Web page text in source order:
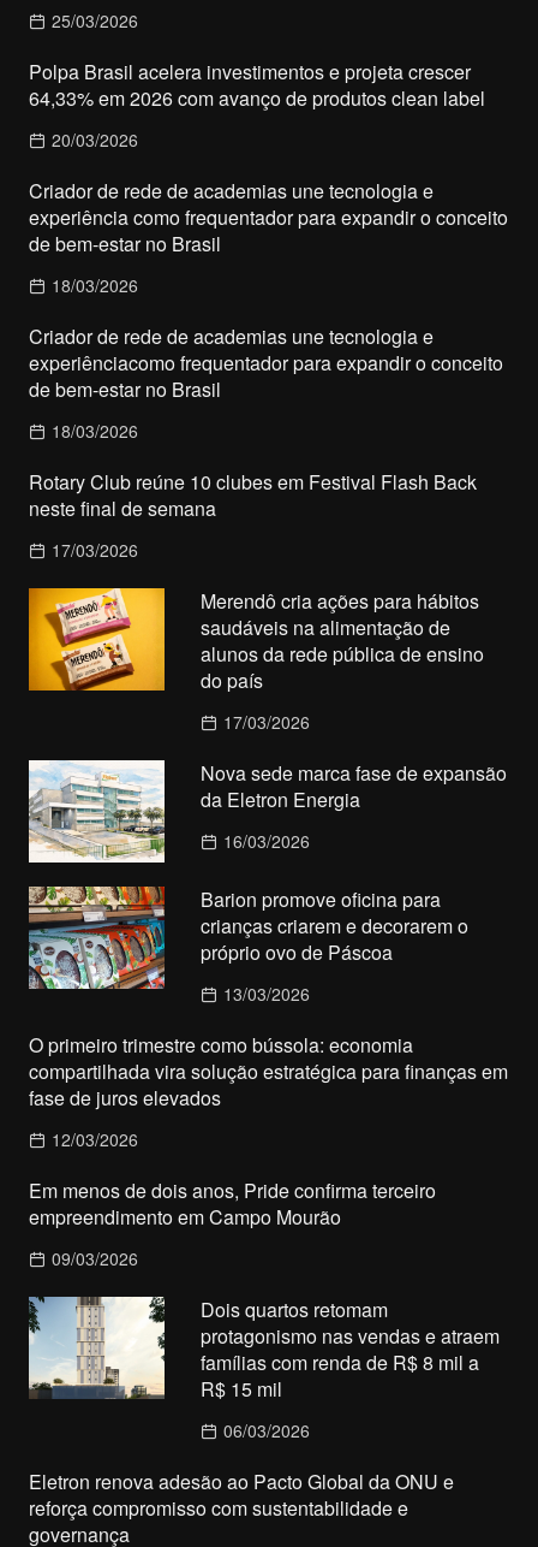
25/03/2026
Polpa Brasil acelera investimentos e projeta crescer
64,33% em 2026 com avanço de produtos clean label
20/03/2026
Criador de rede de academias une tecnologia e
experiência como frequentador para expandir o conceito
de bem-estar no Brasil
18/03/2026
Criador de rede de academias une tecnologia e
experiênciacomo frequentador para expandir o conceito
de bem-estar no Brasil
18/03/2026
Rotary Club reúne 10 clubes em Festival Flash Back
neste final de semana
17/03/2026
Merendô cria ações para hábitos
saudáveis na alimentação de
alunos da rede pública de ensino
do país
17/03/2026
Nova sede marca fase de expansão
da Eletron Energia
16/03/2026
Barion promove oficina para
crianças criarem e decorarem o
próprio ovo de Páscoa
13/03/2026
O primeiro trimestre como bússola: economia
compartilhada vira solução estratégica para finanças em
fase de juros elevados
12/03/2026
Em menos de dois anos, Pride confirma terceiro
empreendimento em Campo Mourão
09/03/2026
Dois quartos retomam
protagonismo nas vendas e atraem
famílias com renda de R$ 8 mil a
R$ 15 mil
06/03/2026
Eletron renova adesão ao Pacto Global da ONU e
reforça compromisso com sustentabilidade e
governança